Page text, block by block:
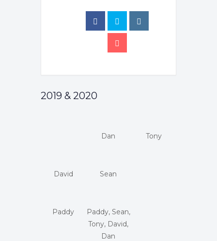
2019 & 2020
Dan Tony
David Sean
Paddy
Paddy, Sean,
Tony, David,
Dan